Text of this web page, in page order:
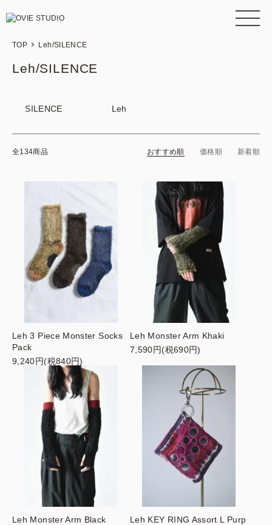
TOP Leh/SILENCE
Leh/SILENCE
SILENCE Leh
全134商品 おすすめ順 価格順 新着順
Leh 3 Piece Monster Socks
Pack
9,240円(税840円)
Leh Monster Arm Khaki
7,590円(税690円)
Leh Monster Arm Black
Leh KEY RING Assort L Purp